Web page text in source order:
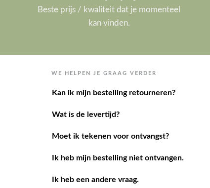
Beste prijs / kwaliteit dat je momenteel
kan vinden.
WE HELPEN JE GRAAG VERDER
Kan ik mijn bestelling retourneren?
Wat is de levertijd?
Moet ik tekenen voor ontvangst?
Ik heb mijn bestelling niet ontvangen.
Ik heb een andere vraag.